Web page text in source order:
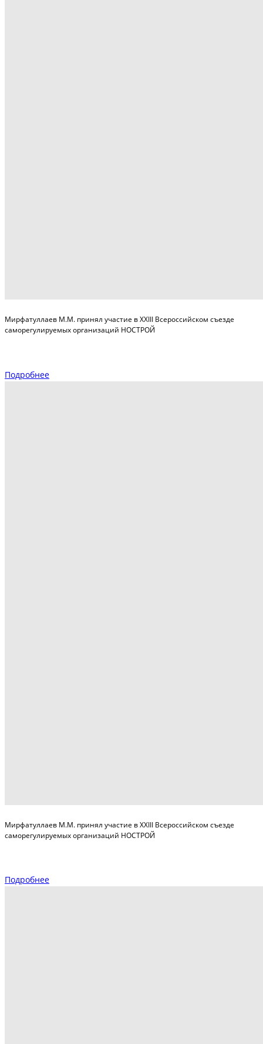
Мирфатуллаев М.М. принял участие в XXIII Всероссийском съезде
саморегулируемых организаций НОСТРОЙ
Подробнее
Мирфатуллаев М.М. принял участие в XXIII Всероссийском съезде
саморегулируемых организаций НОСТРОЙ
Подробнее